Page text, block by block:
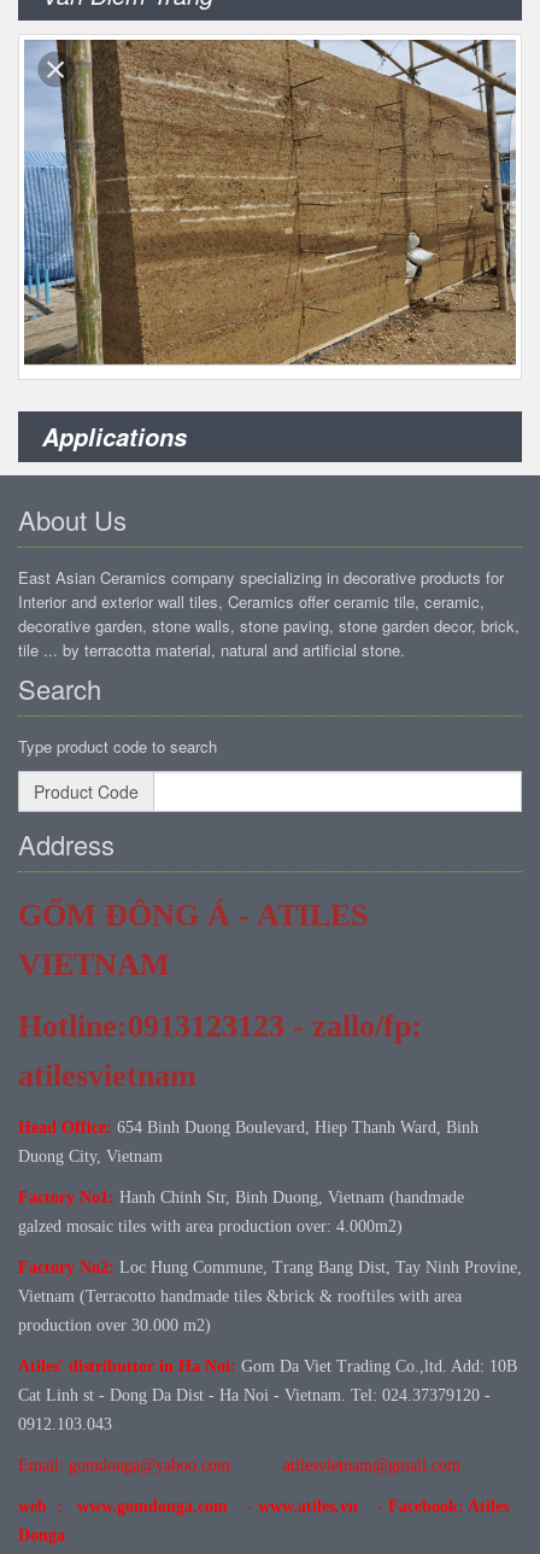
Applications
About Us
East Asian Ceramics company specializing in decorative products for
Interior and exterior wall tiles, Ceramics offer ceramic tile, ceramic,
decorative garden, stone walls, stone paving, stone garden decor, brick,
tile ... by terracotta material, natural and artificial stone.
Search
Type product code to search
Product Code
Address
GỐM ĐÔNG Á - ATILES
VIETNAM
Hotline:0913123123 - zallo/fp:
atilesvietnam
Head Office: 654 Binh Duong Boulevard, Hiep Thanh Ward, Binh
Duong City, Vietnam
Factory No1: Hanh Chinh Str, Binh Duong, Vietnam (handmade
galzed mosaic tiles with area production over: 4.000m2)
Factory No2: Loc Hung Commune, Trang Bang Dist, Tay Ninh Provine,
Vietnam (Terracotto handmade tiles &brick & rooftiles with area
production over 30.000 m2)
Atiles' distributtor in Ha Noi: Gom Da Viet Trading Co.,ltd. Add: 10B
Cat Linh st - Dong Da Dist - Ha Noi - Vietnam. Tel: 024.37379120 -
0912.103.043
Email: gomdonga@yahoo.com atilesvietnam@gmail.com
web : www.gomdonga.com - www.atiles.vn - Facebook: Atiles
Donga